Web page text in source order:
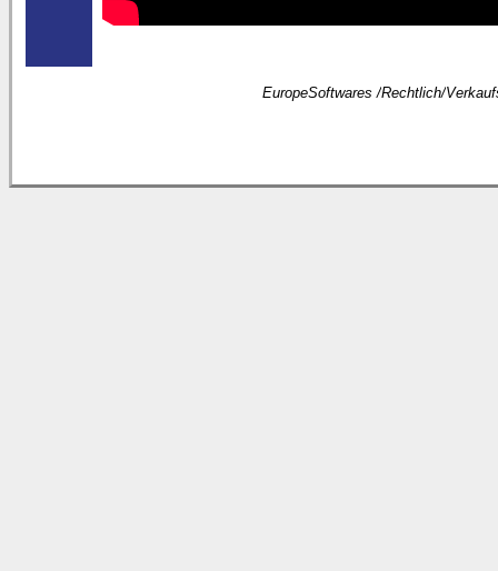
EuropeSoftwares /Rechtlich/